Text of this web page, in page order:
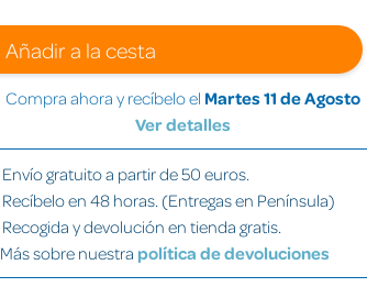
Añadir a la cesta
Compra ahora y recíbelo el Martes 11 de Agosto
Ver detalles
Envío gratuito a partir de 50 euros.
Recíbelo en 48 horas. (Entregas en Península)
Recogida y devolución en tienda gratis.
Más sobre nuestra política de devoluciones